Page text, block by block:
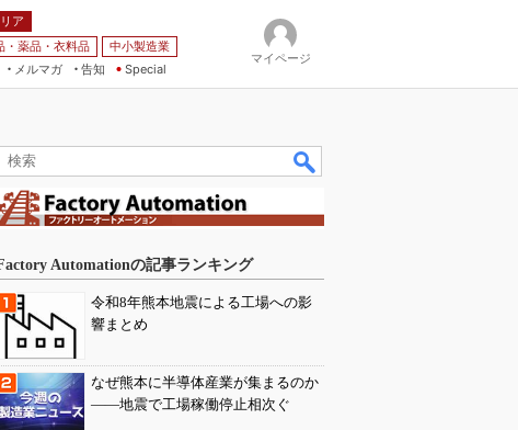
ア
・薬品・衣料品
中小製造業
メルマガ
告知 Special
マイページ
Automationの記事ランキング
令和8年熊本地震による工場への影
響まとめ
なぜ熊本に半導体産業が集まるのか
――地震で工場稼働停止相次ぐ